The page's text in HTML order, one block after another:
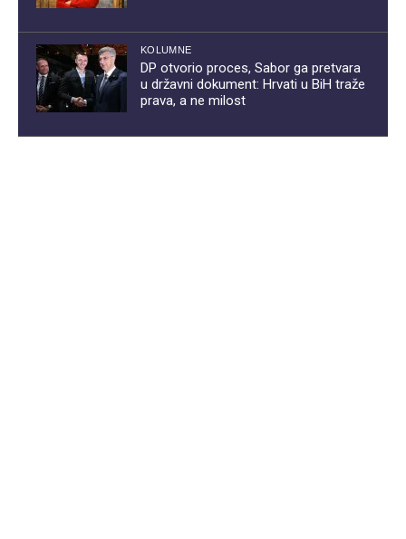
KOLUMNE
DP otvorio proces, Sabor ga pretvara
u državni dokument: Hrvati u BiH traže
prava, a ne milost